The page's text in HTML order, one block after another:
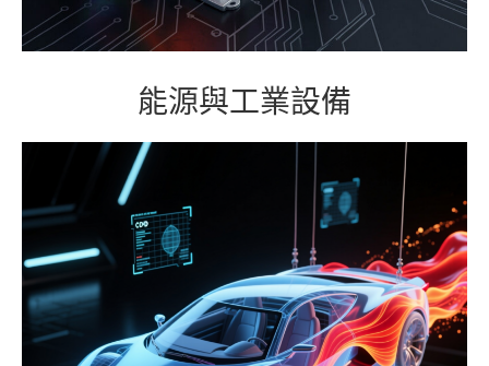
能源與工業設備